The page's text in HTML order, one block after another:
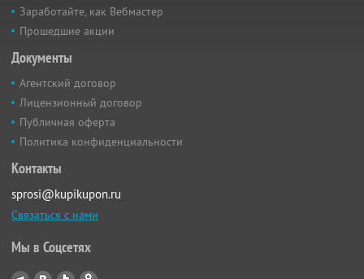
Заработайте, как Вебмастер
Прошедшие акции
Документы
Агентский договор
Лицензионный договор
Публичная оферта
Политика конфиденциальности
Контакты
sprosi@kupikupon.ru
Связаться с нами
Мы в Соцсетях